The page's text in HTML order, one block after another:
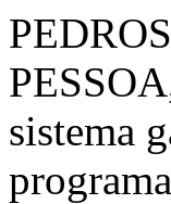
sistema